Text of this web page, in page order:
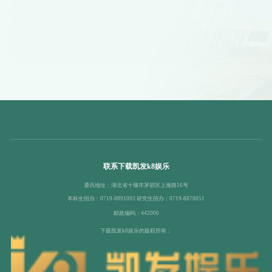
联系下载凯发k8娱乐
通讯地址：湖北省十堰市茅箭区上海路16号
本科生招办：0719-8891093 研究生招办：0719-8878051
邮政编码：442000
下载凯发k8娱乐的版权所有：